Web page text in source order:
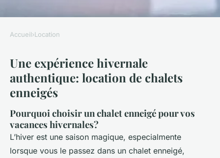
Une expérience hivernale
authentique: location de
chalets enneigés
Alexandre•18 novembre 2024•4 min de lecture
Accueil›Location
Une expérience hivernale
authentique: location de chalets
enneigés
Pourquoi choisir un chalet enneigé pour vos
vacances hivernales?
L’hiver est une saison magique, especialmente
lorsque vous le passez dans un chalet enneigé,